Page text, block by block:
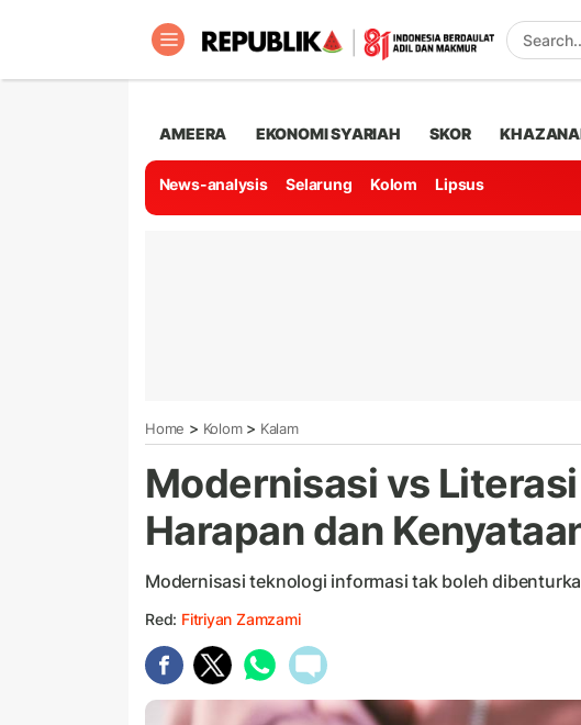
AMEERA EKONOMI SYARIAH SKOR
News-analysis Selarung Kolom Lipsus
Home > Kolom> Kalam
Modernisasi vs
Harapan dan
Modernisasi teknologi informasi tak boleh
Red: Fitriyan Zamzami